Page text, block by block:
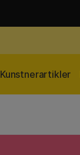
Kunstnerartikler